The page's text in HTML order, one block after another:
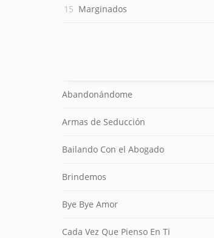
Marginados
Abandonándome
Armas de Seducción
Bailando Con el Abogado
Brindemos
Bye Bye Amor
Cada Vez Que Pienso En Ti